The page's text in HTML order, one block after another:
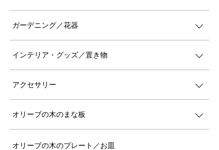
ガーデニング／花器
インテリア・グッズ／置き物
アクセサリー
オリーブの木のまな板
オリーブの木のプレート／お皿